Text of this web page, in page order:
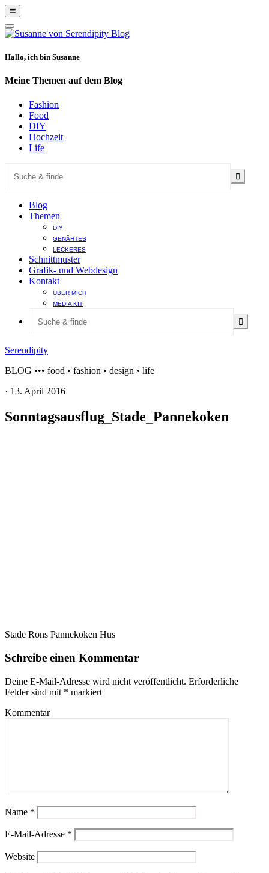
Show
Offscreen
Content
Hide
Offscreen
Hallo, ich bin Susanne
Meine Themen auf dem Blog
Fashion
Food
DIY
Hochzeit
Life
Blog
Themen
DIY
GENÄHTES
LECKERES
Schnittmuster
Grafik- und Webdesign
Kontakt
ÜBER MICH
MEDIA KIT
Serendipity
BLOG ••• food • fashion • design • life
· 13. April 2016
Sonntagsausflug_Stade_Pannekoken
Stade Rons Pannekoken Hus
Schreibe einen Kommentar
Deine E-Mail-Adresse wird nicht veröffentlicht. Erforderliche
Felder sind mit * markiert
Kommentar
Name *
E-Mail-Adresse *
Website